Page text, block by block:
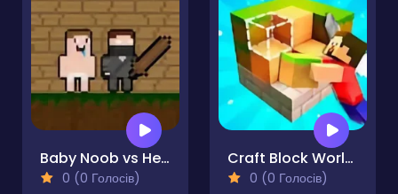
Baby Noob vs Heroman 2 Player
0 (0 Голосів)
Craft Block World Building
0 (0 Голосів)